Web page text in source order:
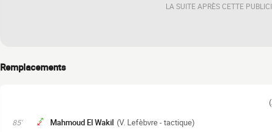
LA SUITE APRÈS CETTE
Remplacements
85' Mahmoud El Wakil (V. Lefèbvre - tactique)